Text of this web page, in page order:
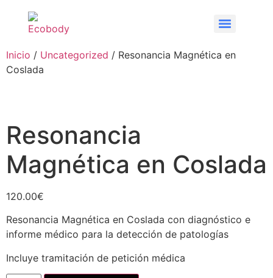
Inicio / Uncategorized / Resonancia Magnética en
Coslada
Resonancia
Magnética en Coslada
120.00€
Resonancia Magnética en Coslada con diagnóstico e
informe médico para la detección de patologías
Incluye tramitación de petición médica